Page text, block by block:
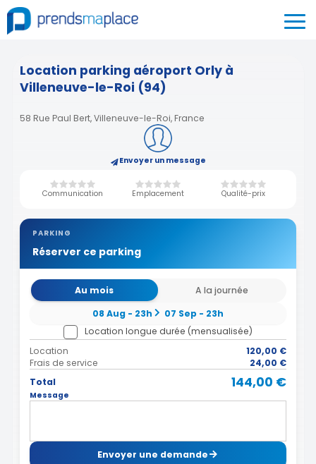
Location parking aéroport Orly à
Villeneuve-le-Roi (94)
58 Rue Paul Bert, Villeneuve-le-Roi, France
Envoyer un message
Communication Emplacement Qualité-prix
PARKING
Réserver ce parking
Au mois
A la journée
08 Aug - 23h
07 Sep - 23h
Location longue durée (mensualisée)
Location
120,00 €
Frais de service
24,00 €
Total
144,00 €
Message
Envoyer une demande